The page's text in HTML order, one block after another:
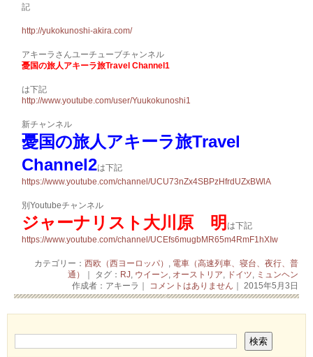
記
http://yukokunoshi-akira.com/
アキーラさんユーチューブチャンネル
憂国の旅人アキーラ旅Travel Channel1
は下記
http://www.youtube.com/user/Yuukokunoshi1
新チャンネル
憂国の旅人アキーラ旅Travel
Channel2は下記
https://www.youtube.com/channel/UCU73nZx4SBPzHfrdUZxBWlA
別Youtubeチャンネル
ジャーナリスト大川原 明 は下記
https://www.youtube.com/channel/UCEfs6mugbMR65m4RmF1hXIw
カテゴリー： 西欧（西ヨーロッパ）
電車（高速列車、寝台、夜行、普
通）
｜ タグ： RJ ウイーン オーストリア ドイツ
ミュンヘン
作成者：アキーラ｜
コメントはありません ｜ 2015年5月3日